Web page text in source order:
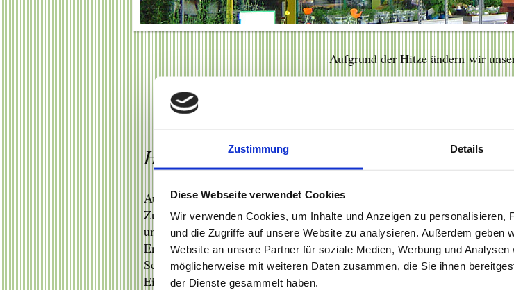
Zustimmung Details
Diese Webseite verwendet Cookies
Wir verwenden Cookies, um Inhalte und Anzeigen zu personalisieren,
und die Zugriffe auf unsere Website zu analysieren. Außerdem geben
Website an unsere Partner für soziale Medien, Werbung und
möglicherweise mit weiteren Daten zusammen, die Sie ihnen
der Dienste gesammelt haben.
Aufgrund der Hitze ändern wir
Herzlich Willkommen...
Auf einer Verkaufs- und Ausstellungsfläche von 7000qm erwartet Sie ein
Zu jeder Jahreszeit und Witterung bieten wir Ihnen auf glasbedachten
und Blumen für Haus, Beet & Balkon.
Erleben Sie moderne attraktive Floristik und stöbern Sie durch unsere
Schauen Sie auch hinter die Kulissen und erfahren Sie mehr über die
Ein Besuch lohnt sich.